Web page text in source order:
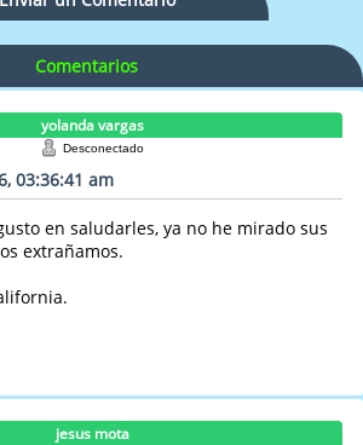
Comentarios
yolanda vargas
Desconectado
03:36:41 am
en saludarles, ya no he mirado sus
extrañamos.
jesus mota